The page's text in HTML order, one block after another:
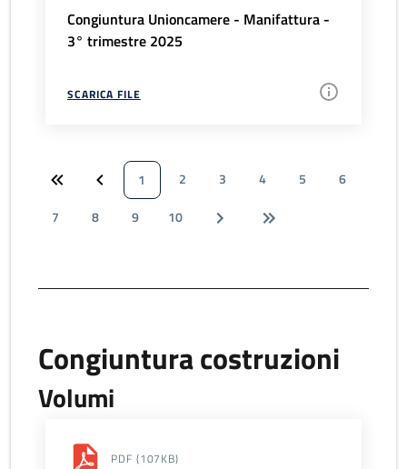
Congiuntura Unioncamere - Manifattura -
3° trimestre 2025
SCARICA FILE
1 2 3 4 5
6
7
8 9 10
Congiuntura costruzioni
Volumi
PDF (107KB)